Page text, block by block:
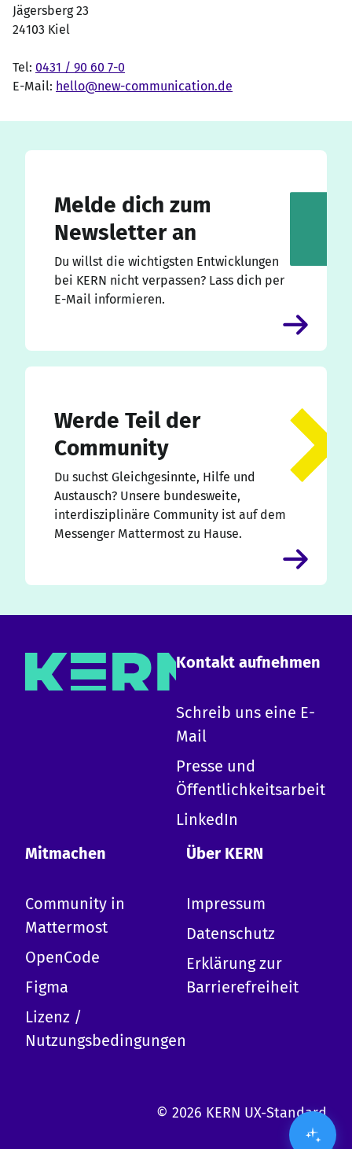
Jägersberg 23
24103 Kiel
Tel: 0431 / 90 60 7-0
E-Mail: hello@new-communication.de
Melde dich zum
Newsletter an
Du willst die wichtigsten Entwicklungen
bei KERN nicht verpassen? Lass dich per
E-Mail informieren.
Werde Teil der
Community
Du suchst Gleichgesinnte, Hilfe und
Austausch? Unsere bundesweite,
interdisziplinäre Community ist auf dem
Messenger Mattermost zu Hause.
Kontakt aufnehmen
Schreib uns eine E-
Mail
Presse und
Öffentlichkeitsarbeit
LinkedIn
Mitmachen
Community in
Mattermost
OpenCode
Figma
Lizenz /
Nutzungsbedingungen
Über KERN
Impressum
Datenschutz
Erklärung zur
Barrierefreiheit
© 2026 KERN UX-Standard
Ich bin die KERN KI und kann zu allen Inhalten
auf dieser Website Auskunft geben.
-Erste Schritte mit KERN
-Komponentenübersicht
-Barrierefreiheit
-Kopfzeile